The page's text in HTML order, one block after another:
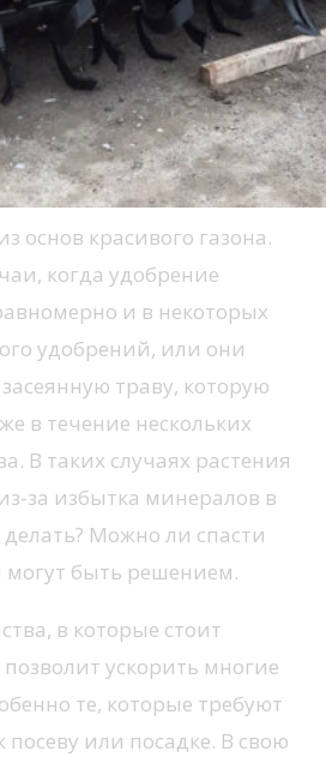
основ красивого газона.
когда удобрение
и в некоторых
удобрений, или они
траву, которую
в течение нескольких
В таких случаях растения
за избытка минералов в
Можно ли спасти
могут быть решением.
в которые стоит
ускорить многие
те, которые требуют
или посадке. В свою